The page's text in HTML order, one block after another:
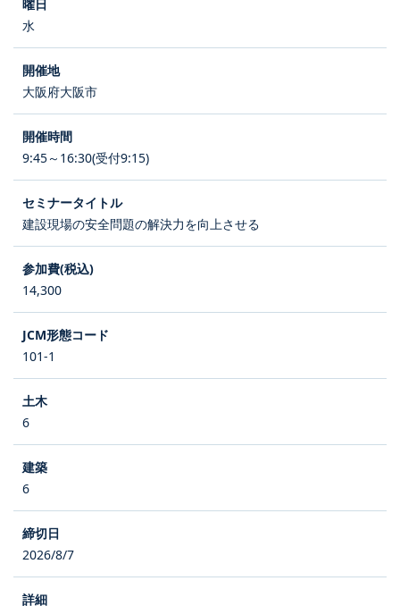
水
大阪府大阪市
9:45～16:30(受付9:15)
建設現場の安全問題の解決力を向上させる
14,300
101-1
6
6
2026/8/7